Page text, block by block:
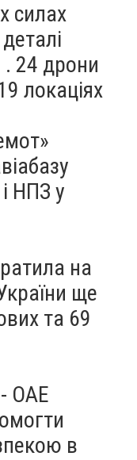
силах
. 24 дрони
локаціях
НПЗ у
на
ще
та 69
ОАЕ
в